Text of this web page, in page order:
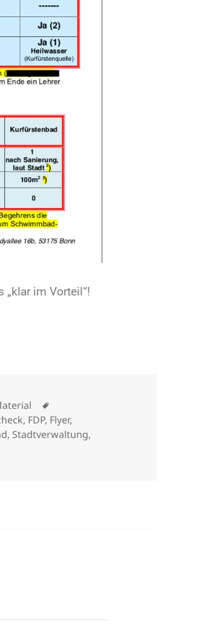
„klar im Vorteil“!
, FDP, Flyer,
, Stadtverwaltung,